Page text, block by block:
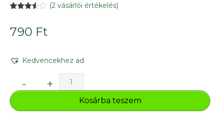
5-ből,
értékelés
(2 vásárlói értékelés)
790 Ft
Kedvencekhez ad
-
APIPOWER
VITAMINS
vitaminos
+
Kosárba teszem